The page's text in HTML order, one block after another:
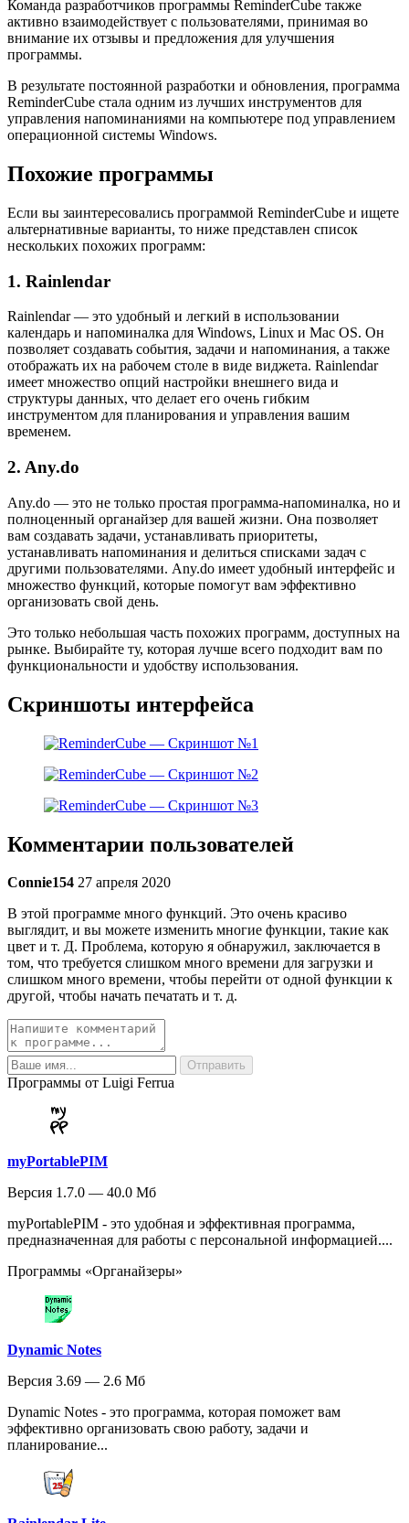
Команда разработчиков программы ReminderCube также
активно взаимодействует с пользователями, принимая во
внимание их отзывы и предложения для улучшения
программы.
В результате постоянной разработки и обновления, программа
ReminderCube стала одним из лучших инструментов для
управления напоминаниями на компьютере под управлением
операционной системы Windows.
Похожие программы
Если вы заинтересовались программой ReminderCube и ищете
альтернативные варианты, то ниже представлен список
нескольких похожих программ:
1. Rainlendar
Rainlendar — это удобный и легкий в использовании
календарь и напоминалка для Windows, Linux и Mac OS. Он
позволяет создавать события, задачи и напоминания, а также
отображать их на рабочем столе в виде виджета. Rainlendar
имеет множество опций настройки внешнего вида и
структуры данных, что делает его очень гибким
инструментом для планирования и управления вашим
временем.
2. Any.do
Any.do — это не только простая программа-напоминалка, но и
полноценный органайзер для вашей жизни. Она позволяет
вам создавать задачи, устанавливать приоритеты,
устанавливать напоминания и делиться списками задач с
другими пользователями. Any.do имеет удобный интерфейс и
множество функций, которые помогут вам эффективно
организовать свой день.
Это только небольшая часть похожих программ, доступных на
рынке. Выбирайте ту, которая лучше всего подходит вам по
функциональности и удобству использования.
Скриншоты интерфейса
Комментарии пользователей
Connie154 27 апреля 2020
В этой программе много функций. Это очень красиво
выглядит, и вы можете изменить многие функции, такие как
цвет и т. Д. Проблема, которую я обнаружил, заключается в
том, что требуется слишком много времени для загрузки и
слишком много времени, чтобы перейти от одной функции к
другой, чтобы начать печатать и т. д.
Программы от Luigi Ferrua
myPortablePIM
Версия 1.7.0 — 40.0 Мб
myPortablePIM - это удобная и эффективная программа,
предназначенная для работы с персональной информацией....
Программы «Органайзеры»
Dynamic Notes
Версия 3.69 — 2.6 Мб
Dynamic Notes - это программа, которая поможет вам
эффективно организовать свою работу, задачи и
планирование...